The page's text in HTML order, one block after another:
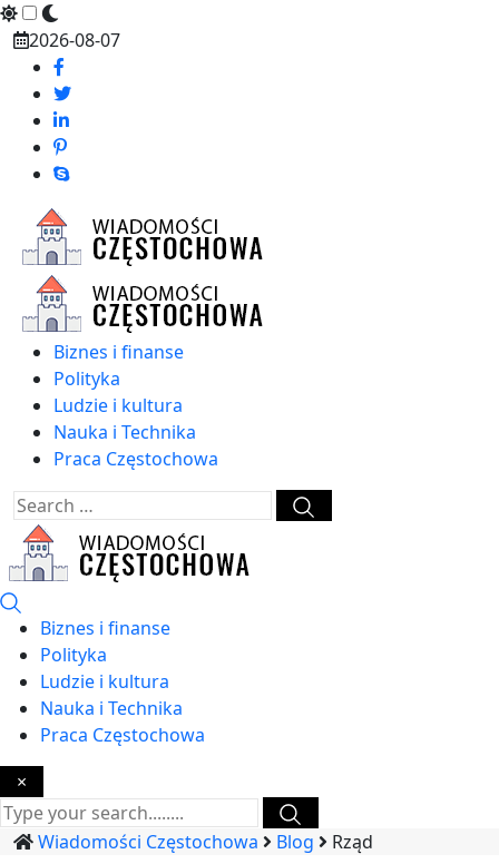
Skip
content
2026-08-07
Biznes i finanse
Polityka
Ludzie i kultura
Nauka i Technika
Praca Częstochowa
Biznes i finanse
Polityka
Ludzie i kultura
Nauka i Technika
Praca Częstochowa
×
Wiadomości Częstochowa Blog Rząd